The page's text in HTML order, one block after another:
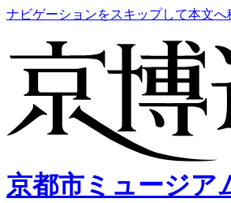
ナビゲーションをスキップして本文へ
京都市ミュージア